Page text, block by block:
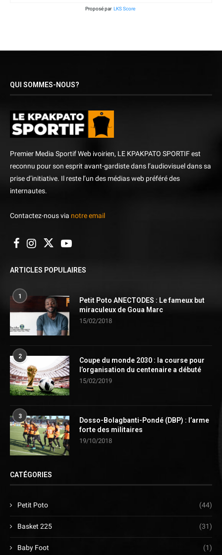
Proposé par LKS Score
QUI SOMMES-NOUS?
Premier Media Sportif Web ivoirien, LE KPAKPATO SPORTIF est
reconnu pour son esprit avant-gardiste dans l’audiovisuel dans sa
prise d’initiative. Il reste l’un des médias web préféré des
internautes.
Contactez-nous via notre email
ARTICLES POPULAIRES
1
Petit Poto ANECTODES : Le fameux but
miraculeux de Goua Marc
15/02/2018
2
Coupe du monde 2030 : la course pour
l’organisation du centenaire a débuté
15/02/2019
3
Dosso-Bolagbanti-Pondé (DBP) : l’arme
forte des militaires
19/10/2018
CATÉGORIES
Petit Poto (44)
Basket 225 (31)
Baby Foot (1)